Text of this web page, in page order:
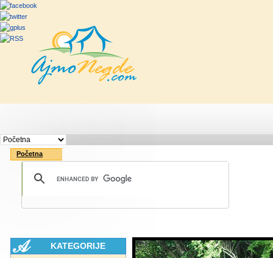
Početna
KATEGORIJE